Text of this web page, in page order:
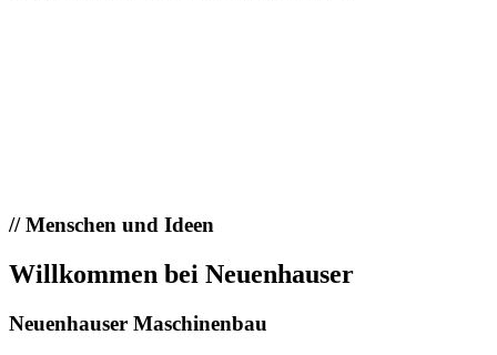
//Menschen und Ideen
Willkommen bei Neuenhauser
Neuenhauser Maschinenbau